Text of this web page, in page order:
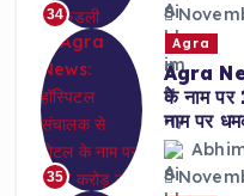
34
35
Agra
Agra
के नाम पर
नाम पर